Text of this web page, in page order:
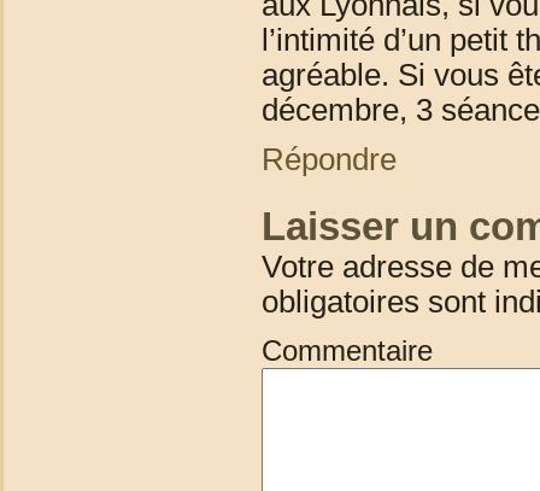
l’intimité d’un petit
agréable. Si vous
décembre, 3
Répondre
Laisser un
Votre adresse de
obligatoires sont
Commentaire